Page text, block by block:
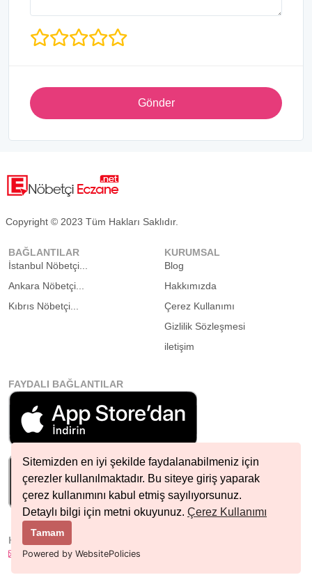
Sitemizden en iyi şekilde faydalanabilmeniz için
çerezler kullanılmaktadır. Bu siteye giriş yaparak
çerez kullanımını kabul etmiş sayılıyorsunuz.
Detaylı bilgi için metni okuyunuz. Çerez Kullanımı
Tamam
Powered by WebsitePolicies
Gönder
Copyright © 2023 Tüm Hakları Saklıdır.
BAĞLANTILAR
İstanbul Nöbetçi...
Ankara Nöbetçi...
Kıbrıs Nöbetçi...
KURUMSAL
Blog
Hakkımızda
Çerez Kullanımı
Gizlilik Sözleşmesi
iletişim
FAYDALI BAĞLANTILAR
HIZLI İLETIŞIM
info@nobetcieczane.net